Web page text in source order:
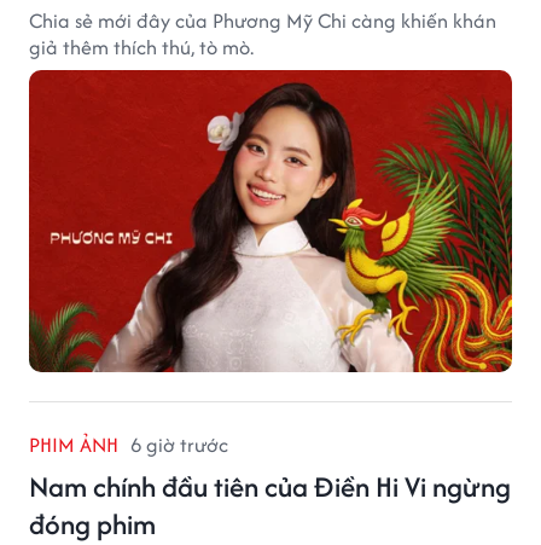
Chia sẻ mới đây của Phương Mỹ Chi càng khiến khán
giả thêm thích thú, tò mò.
PHIM ẢNH 6 giờ trước
Nam chính đầu tiên của Điền Hi Vi ngừng
đóng phim